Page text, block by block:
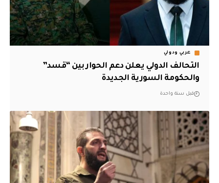
عربي ودولي
التحالف الدولي يعلن دعم الحوار بين “قسد”
والحكومة السورية الجديدة
قبل سنة واحدة